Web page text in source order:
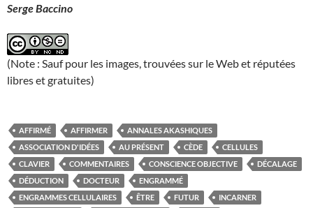
Serge Baccino
(Note : Sauf pour les images, trouvées sur le Web et réputées
libres et gratuites)
AFFIRMÉ AFFIRMER
ANNALES AKASHIQUES
ASSOCIATION D'IDÉES
AU PRÉSENT CÈDE
CELLULES
CLAVIER
COMMENTAIRES CONSCIENCE OBJECTIVE
DÉCALAGE
DÉDUCTION
DOCTEUR
ENGRAMMÉ
ENGRAMMES CELLULAIRES
ÊTRE FUTUR
INCARNER